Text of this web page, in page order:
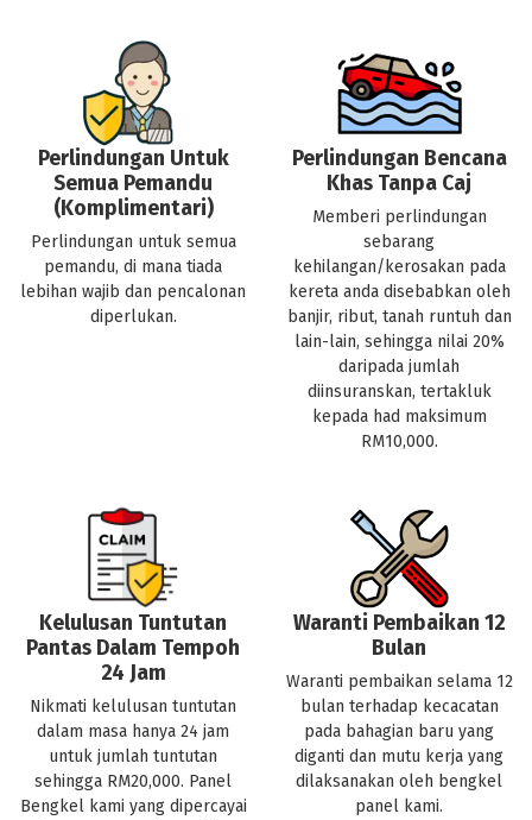
Perlindungan Untuk
Semua Pemandu
(Komplimentari)
Perlindungan untuk semua
pemandu, di mana tiada
lebihan wajib dan pencalonan
diperlukan.
Perlindungan Bencana
Khas Tanpa Caj
Memberi perlindungan
sebarang
kehilangan/kerosakan pada
kereta anda disebabkan oleh
banjir, ribut, tanah runtuh dan
lain-lain, sehingga nilai 20%
daripada jumlah
diinsuranskan, tertakluk
kepada had maksimum
RM10,000.
Kelulusan Tuntutan
Pantas Dalam Tempoh
24 Jam
Nikmati kelulusan tuntutan
dalam masa hanya 24 jam
untuk jumlah tuntutan
sehingga RM20,000. Panel
Bengkel kami yang dipercayai
Waranti Pembaikan 12
Bulan
Waranti pembaikan selama 12
bulan terhadap kecacatan
pada bahagian baru yang
diganti dan mutu kerja yang
dilaksanakan oleh bengkel
panel kami.